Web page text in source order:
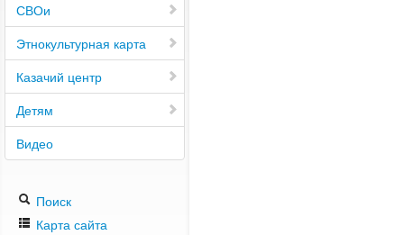
СВОи
Этнокультурная карта
Казачий центр
Детям
Видео
Поиск
Карта сайта